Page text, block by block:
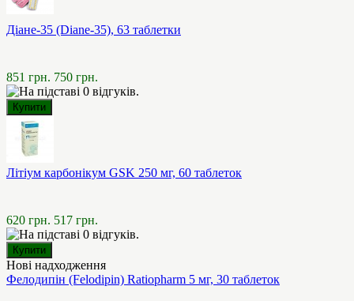
Діане-35 (Diane-35), 63 таблетки
851 грн. 750 грн.
Літіум карбонікум GSK 250 мг, 60 таблеток
620 грн. 517 грн.
Нові надходження
Фелодипін (Felodipin) Ratiopharm 5 мг, 30 таблеток